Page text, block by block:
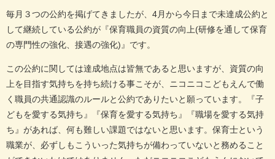
毎月３つの公約を掲げてきましたが、4月から今日まで未達成公約と
して継続している公約が『保育職員の資質の向上(研修を通して保育
の専門性の強化、接遇の強化)』です。
この公約に関しては達成地点は皆無であると思いますが、資質の向
上を目指す気持ちを持ち続ける事こそが、ニコニコこどもえんで働
く職員の共通認識のルールと公約でありたいと願っています。『子
どもを愛する気持ち』『保育を愛する気持ち』『職場を愛する気持
ち』があれば、何も難しい課題ではないと思います。保育士という
職業が、必ずしもこういった気持ちが備わっていないと務めること